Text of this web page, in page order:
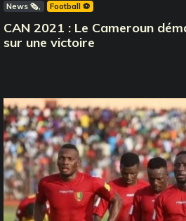
News 🗞️ Football ⚽️
CAN 2021 : Le Cameroun
sur une victoire